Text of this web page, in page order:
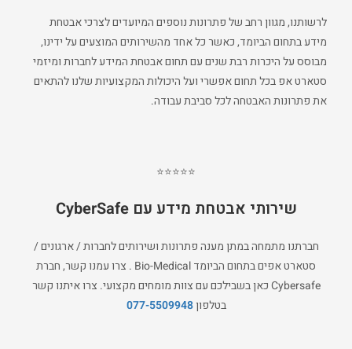
לרשותנו, מגוון רחב של פתרונות נוספים המיועדים לצרכי אבטחת
מידע בתחום הביומד, כאשר כל אחד מהשירותים המוצעים על ידינו,
מבוסס על היכרות רבת שנים עם תחום אבטחת המידע לחברות ומיזמי
סטארט אפ בכל תחום אפשרי ועל היכולות המקצועיות שלנו להתאים
את פתרונות האבטחה לכל סביבת עבודה.
⭐⭐⭐⭐⭐
שירותי אבטחת מידע עםCyberSafe
חברתנו מתמחה במתן מענה פתרונות ושירותים לחברות / ארגונים /
סטארט אפים בתחום הביומד Bio-Medical . צרו עמנו קשר, חברת
Cybersafe כאן בשבילכם עם צוות מומחים מקצועי. צרו איתנו קשר
בטלפון077-5509948